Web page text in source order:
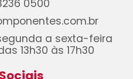
0500
a sexta-feira
13h30 às 17h30